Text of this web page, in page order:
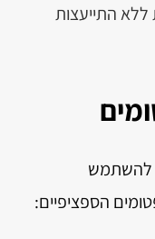
התייעצות
להשתמש
הספציפיים: